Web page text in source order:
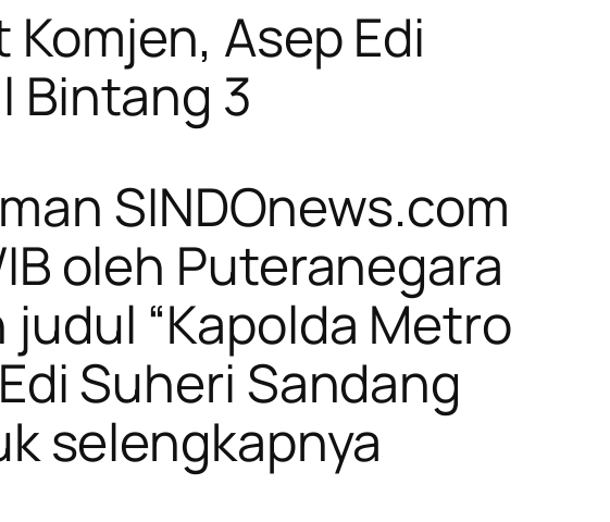
Asep Edi
Bintang 3
SINDOnews.com
oleh Puteranegara
“Kapolda Metro
Suheri Sandang
selengkapnya